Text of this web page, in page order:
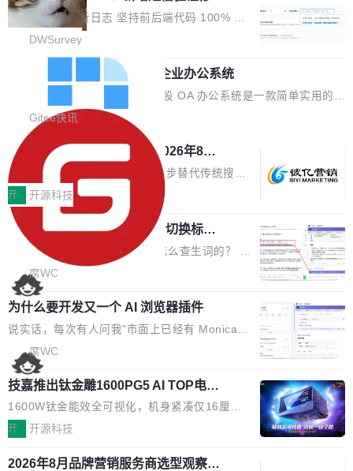
创始合伙人张鸣晨表示，AI产业化是长期产融结
合过程，早期优质技术项目需持续资本与产业资
者、产业专家、投资人围绕AI前沿技术瓶颈、行
业固有认知重构等议题展开跨界对话，聚焦行业
真实痛点与突破方向...
ws 内置应用臃肿早就是老话题了，但一款天气
应用占用内存就超过 1G 还是过于离谱——问题
个嵌在 Edge WebView 里的网页。它不是一个
「应用」，它是一个运行在浏览器引擎里的网
页，外面套了一层 Windows 的壳。 WebView2
本身就是个内存大户。它加载了完整的 Edge 渲
染引擎，包括 JavaScript 引擎...
改，考试能力升级
DWSurvey 更新日志 坚持前后端代码 100% 开
源助力企业建设自主可控的问卷调研系统 官网地
址www.diaowen.net ➔ 源码下载Gitee 仓库 ➔
本次更新新增短信验证修改已答问卷功能，提升
答卷安全性；同时升级考试能力，完善填空题判
分、防切屏等功能体验，并优化多项产品细节，
提升整体使用体验。 新增功能 01. 新增验证手
机号后查看、修改已答问卷功能 02. 新增填空题
判分功能 03. 添加协作管理员支持树形结构选择
体验优化与修复 •页面与体验优化 优化工作台首
页 UI 展示效果，提升页面使用体验。 优化防切
屏提醒规则，调整为每次切屏均触发提示，提升
考试规范性。 优化登录状...
DWSurvey
勾股 OA v6.0.2 已经发布，企业办公系统
勾股 OA v6.0.2 已经发布。 勾股 OA 办公系统是一款简单实用的开
源的企业办公系统。系统集成了系统设置、附件管理、人事管理、
行政管理、消息管理、资产管理、企业公告、知识网盘、审批流程
设置、办公审批、工作计划、工作汇报、工作日志、日常办公、财
务管理、客户管理、合同管理、项目管理、任务管理等功能模块。
系统简约，易于功能扩展，方便二次开发，可以用来做日常 OA，C
RM，ERP，业务管理等系统。 勾股OA6.0.2版本主要是对勾股OA
6第一个大版本发布的部分功能细节优化和bug问题修复的版本，具
体更新日志如下： 1、补全新版本的各个审批类型的审批单导出
2、优化各个审核反确认审批的逻辑，使...
Gitee快讯
942亿赛道如何选对伙伴？2026年8月G
EO公司推荐
当DeepSeek、豆包等大模型逐步替代传统搜索
成为用户获取信息的主要入口,品牌竞争的逻辑变
了:不再是争抢关键词排名,而是想办法进入AI脱
口而出的那个答案。"GEO公司推荐"这个搜索词
背后,折射的是企业面对新兴服务赛道时的集体困
惑——该信谁、看什么、怎么选。 据易观分析
《中国GEO市场产业图谱》数据,2026年中国GE
O行业规模预计达942亿元,同比增长169.7%。G
artner同期预测,传统搜索引擎访问量年内将下滑
国消费者调研则指出,37%的用户在有明确购买需
求时倾向于先问AI。几组数据指向一致:GEO已
从营销"加分项"变成品牌在AI时...
开 开源科技
任意网页划词 AI 问答：不用切换标签页
的效率秘诀
看英文技术文档的时候，你是怎么查生词的？ 我
猜大多数人的流程是：选中单词 → Ctrl+C → 切
到翻译标签页 → Ctrl+V → 看翻译 → 切回原
文。遇到不懂的代码片段，再切到 ChatGPT 问
一下。来回切换几次，思路早断了。 今天介绍的
开源 Chrome 扩展 AI Helper，有一个划词浮动
工具栏功能，能让你在任意网页选中文本就直接
用 AI，完全不用切换标签页。 划词工具栏是什
么 安装 AI Helper 后，在任意网页选中文本，选
区旁边会自动浮现一个工具栏： 工具 功能 典型
场景 AI 搜索 联网搜索相关信息 看到陌生概念，
想快速了解背景 解释 让 AI 解释选中文本 读到
席WC
为什么要开发又一个 AI 浏览器插件
说实话，每次有人问我"市面上已经有 Monica、
Sider、Copilot for Chrome 这些 AI 浏览器插件
了，你为什么还要再做一个"，我都觉得这个问题
问得好。 因为我自己也是从用户变成开发者的。
现有产品的天花板 我用过不少 AI 浏览器插件。
刚开始觉得都挺好——选中一段文字，弹出解
要。但用久了你会发现，它们本质上都是同一类
席WC
技嘉推出钛金雕1600PG5 AI TOP电
源：为发烧级主机与本地AI算力打造旗
舰供电方案
1600W钛金能效全可视化，机身紧凑仅16厘米
继2026台北电脑展首度亮相后，技嘉科技近日正
电源专为发烧级DIY主机与本地AI算力平台打
开 开源科技
2026年8月品牌营销服务商选型观察：